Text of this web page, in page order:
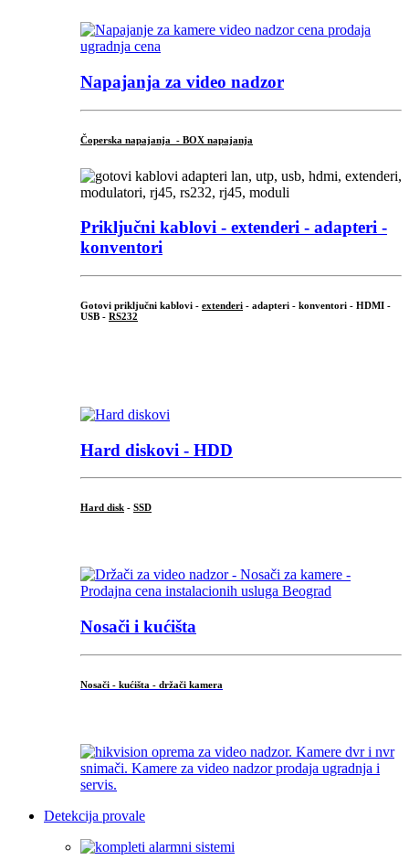
Napajanja za video nadzor
Čoperska napajanja - BOX napajanja
Priključni kablovi - extenderi - adapteri -
konventori
Gotovi priključni kablovi - extenderi - adapteri - konventori - HDMI -
USB - RS232
Hard diskovi - HDD
Hard disk - SSD
Nosači i kućišta
Nosači - kućišta - držači kamera
Detekcija provale